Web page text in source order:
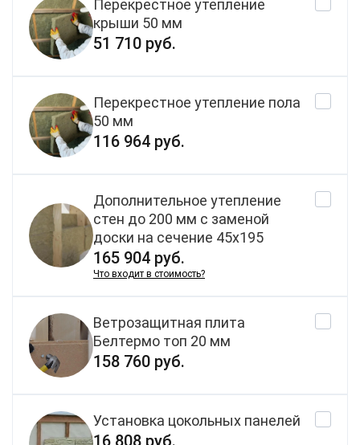
Перекрестное утепление
крыши 50 мм
51 710 руб.
Перекрестное утепление пола
50 мм
116 964 руб.
Дополнительное утепление
стен до 200 мм с заменой
доски на сечение 45х195
165 904 руб.
Что входит в стоимость?
Ветрозащитная плита
Белтермо топ 20 мм
158 760 руб.
Установка цокольных панелей